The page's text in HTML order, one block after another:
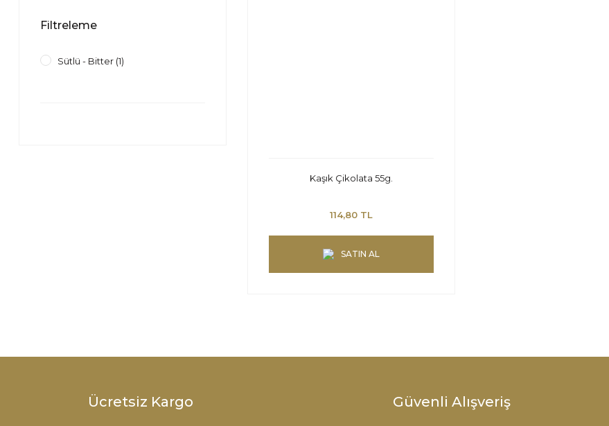
Filtreleme
Sütlü - Bitter (1)
Kaşık Çikolata 55g.
114,80 TL
SATIN AL
Ücretsiz Kargo Güvenli Alışveriş